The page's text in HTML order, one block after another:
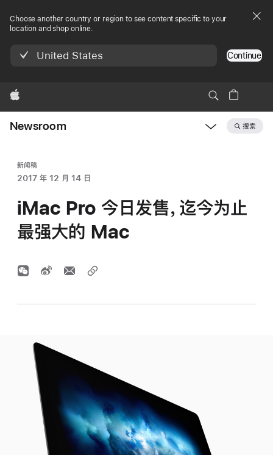
Choose another country or region to see content specific to your
location and shop online.
United States Continue
Apple
Newsroom 搜索
新闻稿
2017 年 12 月 14 日
iMac Pro 今日发售，迄今为止
最强大的 Mac